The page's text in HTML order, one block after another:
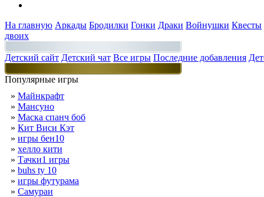
На главную Аркады Бродилки Гонки Драки Войнушки Квесты
двоих
Детский сайт Детский чат Все игры Последние добавления
Популярные игры
» Майнкрафт
» Мансуно
» Маска спанч боб
» Кит Виси Кэт
» игры бен10
» хелло кити
» Тачки1 игры
» buhs ty 10
» игры футурама
» Самураи